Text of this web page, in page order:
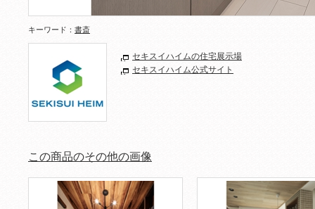
キーワード： 書斎
セキスイハイムの住宅展示場
セキスイハイム公式サイト
この商品のその他の画像